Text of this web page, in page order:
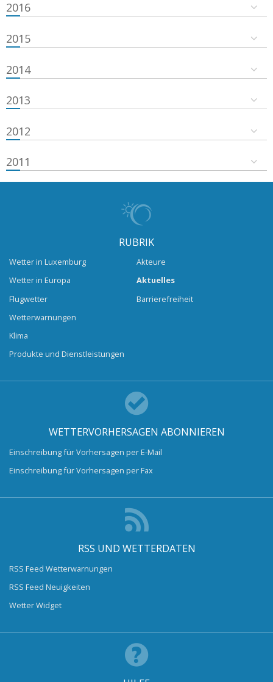
2016
2015
2014
2013
2012
2011
RUBRIK
Wetter in Luxemburg
Wetter in Europa
Flugwetter
Wetterwarnungen
Klima
Produkte und Dienstleistungen
Akteure
Aktuelles
Barrierefreiheit
WETTERVORHERSAGEN ABONNIEREN
Einschreibung für Vorhersagen per E-Mail
Einschreibung für Vorhersagen per Fax
RSS UND WETTERDATEN
RSS Feed Wetterwarnungen
RSS Feed Neuigkeiten
Wetter Widget